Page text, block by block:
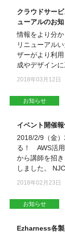
クラウドサー
ューアルのお
情報をより分
リニューアル
ザーがより利
成やデザインに
2018年03月12日
お知らせ
イベント開催
2018/2/9（金
る！ AWS活用
から講師を招
しました。
2018年02月23日
お知らせ
Ezharness各